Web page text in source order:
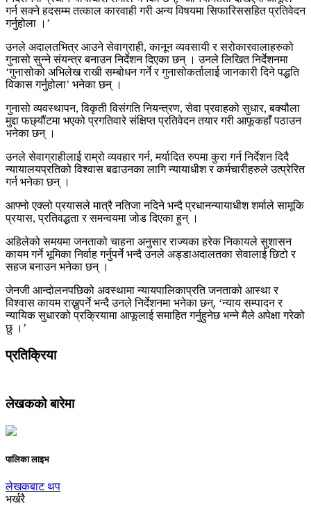
गर्न सक्ने हदसम्म तत्काल कारवाही गरी अन्य विषयमा सिफारिससहित प्रतिवेदन
गर्नुहोला ।’
उनले अदालतभित्र आउने सेवाग्राही, कानून व्यवसायी र सरोकारवालाहरुको
गुनासो सुन्ने संयन्त्र बनाउन निर्देशन दिएका छन् । उनले लिखित निर्देशनमा
‘गुनासोको अभिलेख राखी सम्बोधन गर्ने र गुनासोकर्तालाई जानकारी दिने पद्धति
विकास गर्नुहोला’ भनेका छन् ।
गुनासो व्यवस्थापन, विकृती विसंगति नियन्त्रण, सेवा प्रवाहको सुधार, बक्यौला
मुद्दा फछ्यौंटमा भएको प्रगतिवारे संक्षिप्त प्रतिवेदन तयार गरी आफूकहाँ पठाउन
भनेका छन् ।
उनले सेवाग्राहीलाई राम्रो व्यवहार गर्न, मर्यादित रुपमा कुरा गर्न निर्देशन दिदै
न्यायालयप्रतिको विश्वास बढाउनका लागि न्यायाधीश र कर्मचारीहरुले उत्प्रेरित
गर्न भनेका छन् ।
आफ्नो एक्लो प्रयासले मात्रै नतिजा नदिने भन्दै प्रधानन्यायाधीश शर्माले सामूकि
प्रयास, प्रतिवद्धता र समन्वयमा जोड दिएका हुन् ।
अहिलेको समयमा जनताको चाहना अनुसार राज्यका हरेक निकायले सुशासन
कायम गर्ने भूमिका निर्वाह गर्नुपर्ने भन्दै उनले अड्डाअदालतका सेवालाई छिटो र
सहज बनाउन भनेका छन् ।
जेनजी आन्दोलनपछिको अवस्थामा न्यायपालिकाप्रति जनताको आस्था र
विश्वास कायम राख्नुपर्ने भन्दै उनले निर्देशनमा भनेका छन्, ‘न्याय सम्पादन र
न्यायिक सुधारको प्रक्रियामा आफूलाई समाहित गर्नुहुनेछ भन्ने मैले अपेक्षा गरेको
छु ।’
प्रतिक्रिया
लेखकको बारेमा
पालिका लाइभ
लेखकबाट थप
भर्खरै